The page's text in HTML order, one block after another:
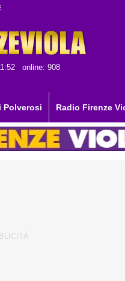
online: 908
Polverosi Radio Firenze